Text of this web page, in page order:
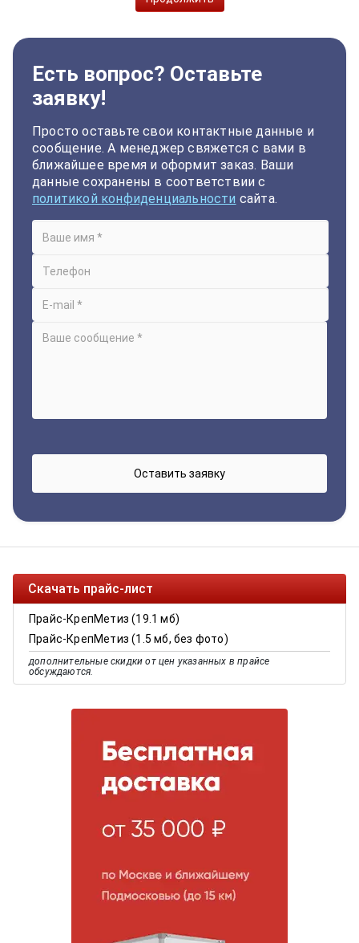
Есть вопрос? Оставьте
заявку!
Просто оставьте свои контактные данные и
сообщение. А менеджер свяжется с вами в
ближайшее время и оформит заказ. Ваши
данные сохранены в соответствии с
политикой конфиденциальности сайта.
Скачать прайс-лист
Прайс-КрепМетиз (19.1 мб)
Прайс-КрепМетиз (1.5 мб, без фото)
дополнительные скидки от цен указанных в прайсе
обсуждаются.